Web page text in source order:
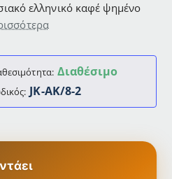
ελληνικό καφέ ψημένο
Διαθέσιμο
JK-AK/8-2